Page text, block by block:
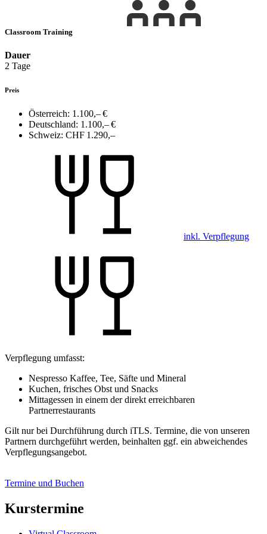
Classroom Training
Dauer
2 Tage
Preis
Österreich: 1.100,– €
Deutschland: 1.100,– €
Schweiz: CHF 1.290,–
inkl. Verpflegung
Verpflegung umfasst:
Nespresso Kaffee, Tee, Säfte und Mineral
Kuchen, frisches Obst und Snacks
Mittagessen in einem der direkt erreichbaren
Partnerrestaurants
Gilt nur bei Durchführung durch iTLS. Termine, die von unseren
Partnern durchgeführt werden, beinhalten ggf. ein abweichendes
Verpflegungsangebot.
Termine und Buchen
Kurstermine